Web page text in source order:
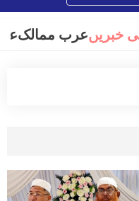
خبریںعرب ممالک